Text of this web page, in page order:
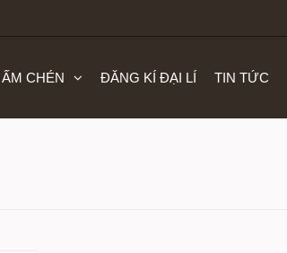
ẤM CHÉN ĐĂNG KÍ ĐẠI LÍ TIN TỨC